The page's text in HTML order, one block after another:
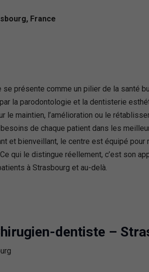
France
présente comme un pilier de la santé
la parodontologie et la dentisterie
maintien, l’amélioration ou le
de chaque patient dans les
et bienveillant, le centre est équipé
qui le distingue réellement, c’est son
à Strasbourg et au-delà.
dentiste –